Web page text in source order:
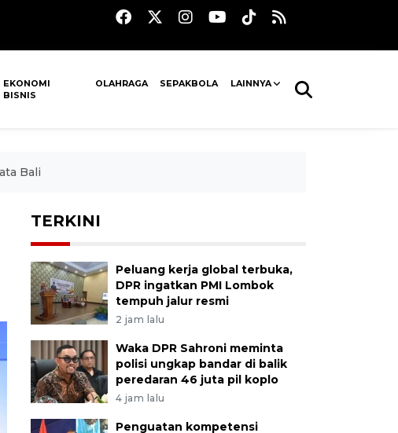
EKONOMI
BISNIS
OLAHRAGA SEPAKBOLA LAINNYA
Bali
TERKINI
Peluang kerja global terbuka,
DPR ingatkan PMI Lombok
tempuh jalur resmi
2 jam lalu
Waka DPR Sahroni meminta
polisi ungkap bandar di balik
peredaran 46 juta pil koplo
4 jam lalu
Penguatan kompetensi